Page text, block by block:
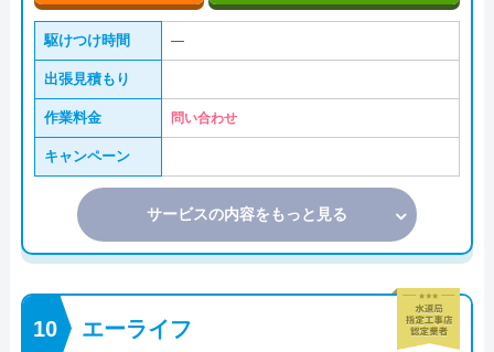
駆けつけ時間 ―
出張見積もり
作業料金 問い合わせ
キャンペーン
サービスの内容をもっと見る
エーライフ